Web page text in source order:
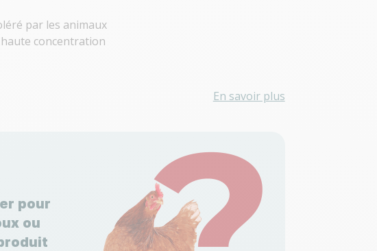
par les animaux
concentration
En savoir plus
pour
ou